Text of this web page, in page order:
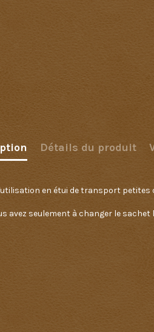
Détails du produit
en étui de transport petites
avez seulement à changer le